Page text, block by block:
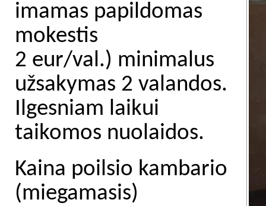
imamas papildomas
mokestis
2 eur/val.) minimalus
užsakymas 2 valandos.
Ilgesniam laikui
taikomos nuolaidos.
Kaina poilsio kambario
(miegamasis)